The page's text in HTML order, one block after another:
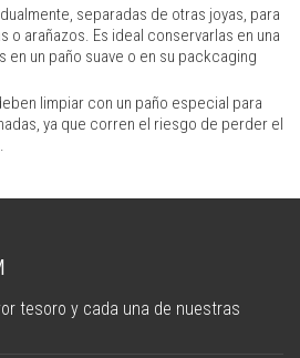
separadas de otras joyas, para
o arañazos. Es ideal conservarlas en una
en un paño suave o en su packcaging
limpiar con un paño especial para
ya que corren el riesgo de perder el
tesoro y cada una de nuestras